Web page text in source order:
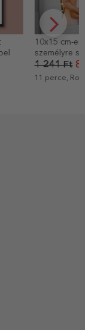
10x15 cm-
személyre
fotóval
1 241 Ft
11 perce,